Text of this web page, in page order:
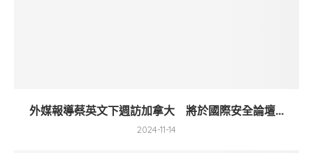
外媒報導蔡英文下週訪加拿大 將於國際安全論壇...
2024-11-14